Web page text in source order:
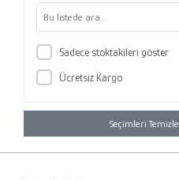
Sadece stoktakileri göster
Ücretsiz Kargo
Seçimleri Temizle